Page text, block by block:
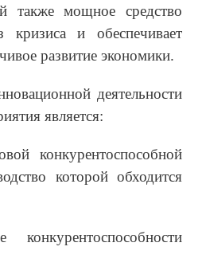
также мощное средство
и обеспечивает
развитие экономики.
деятельности
является:
конкурентоспособной
которой обходится